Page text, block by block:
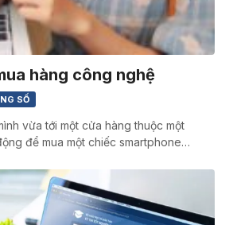
hàng công nghệ
SỐ
vừa tới một cửa hàng thuộc một
để mua một chiếc smartphone…